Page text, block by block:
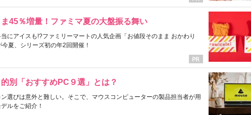
45％増量！ファミマ夏の大盤振る舞い
にアイスも!?ファミリーマートの人気企画「お値段そのまま おかわり
夏、シリーズ初の年2回開催！
別「おすすめPC９選」とは？
選びは意外と難しい。そこで、マウスコンピューターの製品担当者が用
ルをご紹介！